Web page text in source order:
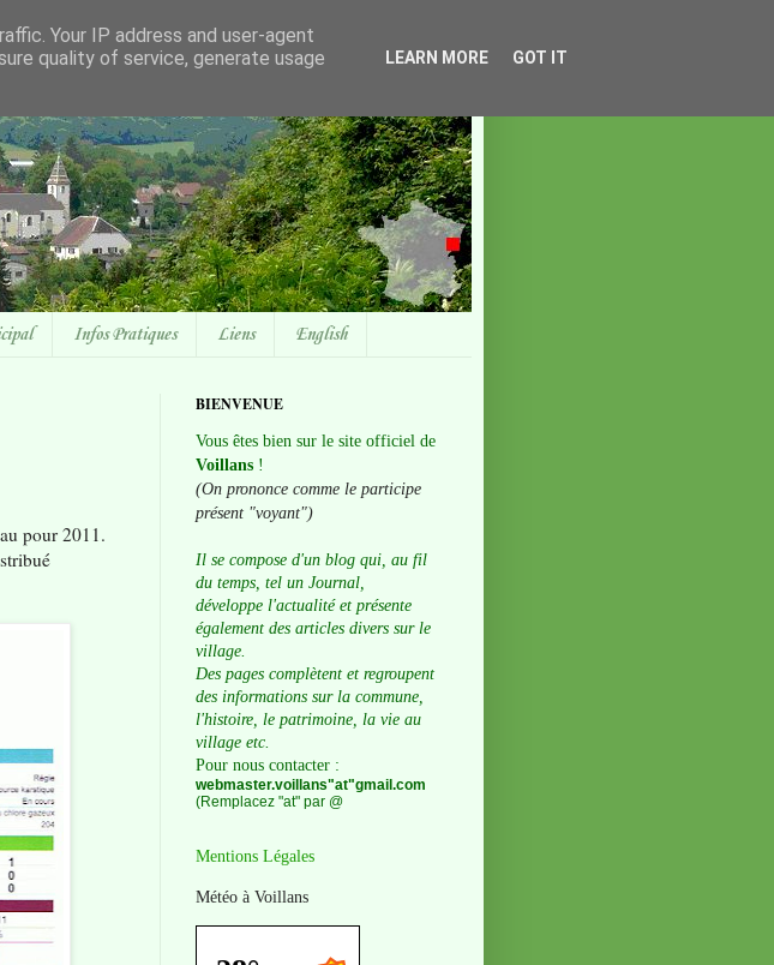
Infos Pratiques Liens English
pour 2011.
BIENVENUE
Vous êtes bien sur le site officiel de
Voillans !
(On prononce comme le participe
présent "voyant")
Il se compose d'un blog qui, au fil
du temps, tel un Journal,
développe l'actualité et présente
également des articles divers sur le
village.
Des pages complètent et regroupent
des informations sur la commune,
l'histoire, le patrimoine, la vie au
village etc.
Pour nous contacter :
webmaster.voillans"at"gmail.com
(Remplacez "at" par @
Mentions Légales
Météo à Voillans
Your IP address and user-agent
quality of service, generate usage
LEARN MORE GOT IT